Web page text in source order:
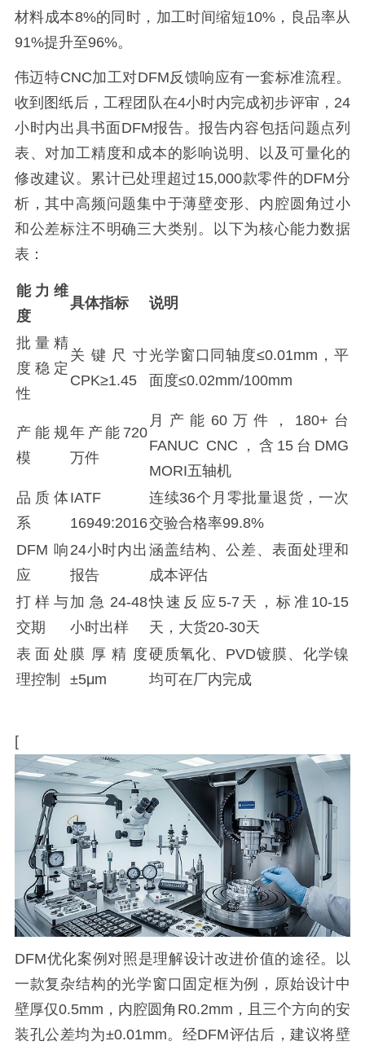
材料成本8%的同时，加工时间缩短10%，良品率从
91%提升至96%。
伟迈特CNC加工对DFM反馈响应有一套标准流程。
收到图纸后，工程团队在4小时内完成初步评审，24
小时内出具书面DFM报告。报告内容包括问题点列
表、对加工精度和成本的影响说明、以及可量化的
修改建议。累计已处理超过15,000款零件的DFM分
析，其中高频问题集中于薄壁变形、内腔圆角过小
和公差标注不明确三大类别。以下为核心能力数据
表：
能力维
度
具体指标 说明
批量精
度稳定
性
关键尺寸
CPK≥1.45
光学窗口同轴度≤0.01mm，平
面度≤0.02mm/100mm
产能规
模
年产能720
万件
月产能60万件，180+台
FANUC CNC，含15台DMG
MORI五轴机
品质体
系
IATF
16949:2016
连续36个月零批量退货，一次
交验合格率99.8%
DFM响
应
24小时内出
报告
涵盖结构、公差、表面处理和
成本评估
打样与
交期
加急24-48
小时出样
快速反应5-7天，标准10-15
天，大货20-30天
表面处
理控制
膜厚精度
±5μm
硬质氧化、PVD镀膜、化学镍
均可在厂内完成
[
DFM优化案例对照是理解设计改进价值的途径。以
一款复杂结构的光学窗口固定框为例，原始设计中
壁厚仅0.5mm，内腔圆角R0.2mm，且三个方向的安
装孔公差均为±0.01mm。经DFM评估后，建议将壁